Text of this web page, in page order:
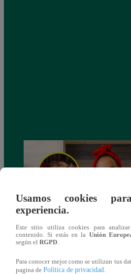
¿Por qué Nelly Rossinelli se
antes de Navidad?
Usamos cookies
experiencia.
Este sitio utiliza cookies para
contenido. Si estás en la Unión
según el RGPD
Para conocer mejor como se utilizan tus
pagina de Política de privacidad